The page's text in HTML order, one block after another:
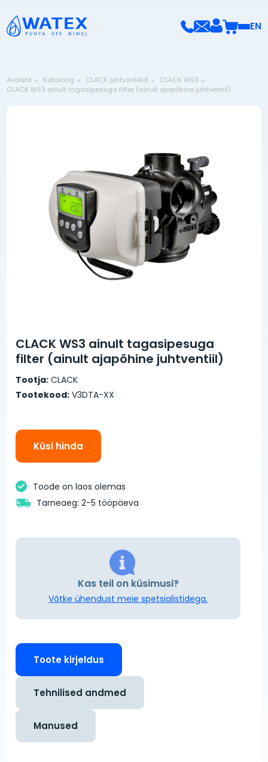
EN
Avaleht Kataloog CLACK juhtventiilid
CLACK WS3
CLACK WS3 ainult tagasipesuga filter (ainult ajapõhine juhtventiil)
CLACK WS3 ainult tagasipesuga
filter (ainult ajapõhine juhtventiil)
Tootja: CLACK
Tootekood: V3DTA-XX
Küsi hinda
Toode on laos olemas
Tarneaeg: 2-5 tööpäeva
Kas teil on küsimusi?
Võtke ühendust meie spetsialistidega.
Toote kirjeldus
Tehnilised andmed
Manused